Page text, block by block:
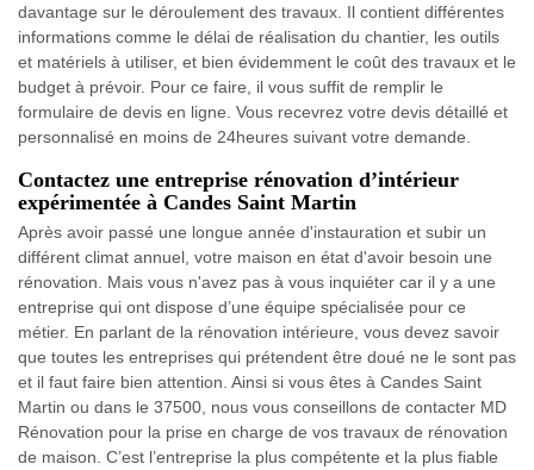
davantage sur le déroulement des travaux. Il contient différentes
informations comme le délai de réalisation du chantier, les outils
et matériels à utiliser, et bien évidemment le coût des travaux et le
budget à prévoir. Pour ce faire, il vous suffit de remplir le
formulaire de devis en ligne. Vous recevrez votre devis détaillé et
personnalisé en moins de 24heures suivant votre demande.
Contactez une entreprise rénovation d’intérieur
expérimentée à Candes Saint Martin
Après avoir passé une longue année d'instauration et subir un
différent climat annuel, votre maison en état d'avoir besoin une
rénovation. Mais vous n'avez pas à vous inquiéter car il y a une
entreprise qui ont dispose d’une équipe spécialisée pour ce
métier. En parlant de la rénovation intérieure, vous devez savoir
que toutes les entreprises qui prétendent être doué ne le sont pas
et il faut faire bien attention. Ainsi si vous êtes à Candes Saint
Martin ou dans le 37500, nous vous conseillons de contacter MD
Rénovation pour la prise en charge de vos travaux de rénovation
de maison. C’est l’entreprise la plus compétente et la plus fiable